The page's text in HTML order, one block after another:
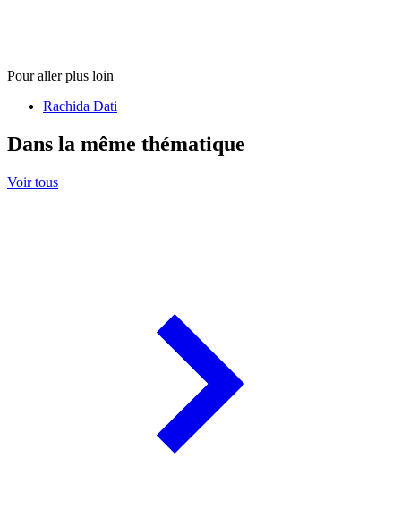
Pour aller plus loin
Rachida Dati
Dans la même thématique
Voir tous